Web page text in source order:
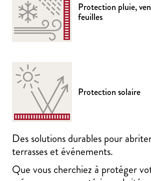
Protection pluie,
feuilles
Protection solaire
Des solutions durables pour
terrasses et événements.
Que vous cherchiez à protéger